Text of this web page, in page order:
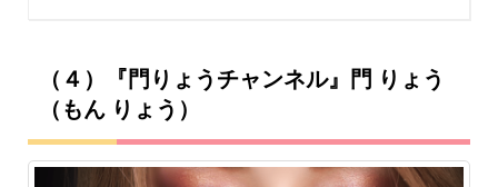
（４）『門りょうチャンネル』門 りょう
（もん りょう）